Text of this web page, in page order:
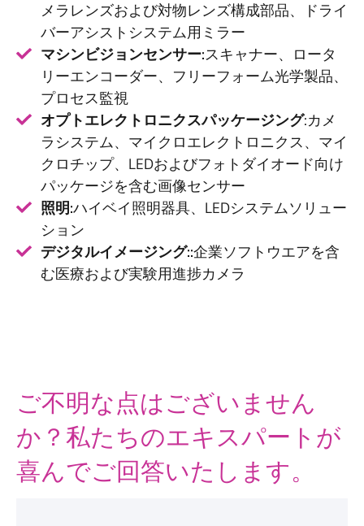
メラレンズおよび対物レンズ構成部品、ドライ
バーアシストシステム用ミラー
マシンビジョンセンサー:スキャナー、ロータ
リーエンコーダー、フリーフォーム光学製品、
プロセス監視
オプトエレクトロニクスパッケージング:カメ
ラシステム、マイクロエレクトロニクス、マイ
クロチップ、LEDおよびフォトダイオード向け
パッケージを含む画像センサー
照明:ハイベイ照明器具、LEDシステムソリュー
ション
デジタルイメージング::企業ソフトウエアを含
む医療および実験用進捗カメラ
ご不明な点はございません
か？私たちのエキスパートが
喜んでご回答いたします。